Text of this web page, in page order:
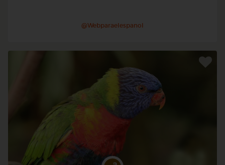
@Webparaelespanol